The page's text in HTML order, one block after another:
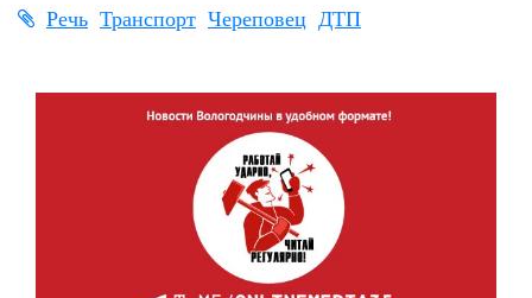
Речь Транспорт Череповец ДТП